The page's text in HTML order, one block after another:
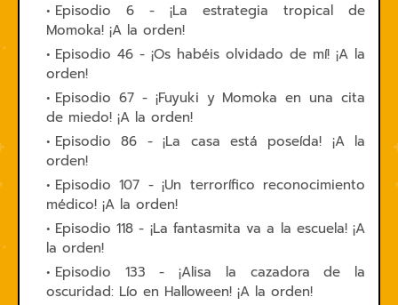
Episodio 6 - ¡La estrategia tropical de
Momoka! ¡A la orden!
Episodio 46 - ¡Os habéis olvidado de mí! ¡A la
orden!
Episodio 67 - ¡Fuyuki y Momoka en una cita
de miedo! ¡A la orden!
Episodio 86 - ¡La casa está poseída! ¡A la
orden!
Episodio 107 - ¡Un terrorífico reconocimiento
médico! ¡A la orden!
Episodio 118 - ¡La fantasmita va a la escuela! ¡A
la orden!
Episodio 133 - ¡Alisa la cazadora de la
oscuridad: Lío en Halloween! ¡A la orden!